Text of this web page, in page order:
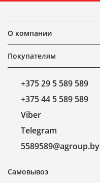
О компании
Покупателям
+375 29 5 589 589
+375 44 5 589 589
Viber
Telegram
5589589@agroup.by
Самовывоз